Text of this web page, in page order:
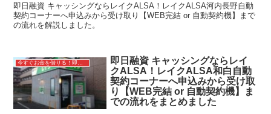
即日融資 キャッシングならレイクALSA！レイクALSA河内長野自動
契約コーナーへ申込みから受け取り【WEB完結 or 自動契約機】まで
の流れを解説しました。
即日融資 キャッシングならレイ
クALSA！レイクALSA和白自動
契約コーナーへ申込みから受け取
り【WEB完結 or 自動契約機】ま
での流れをまとめました